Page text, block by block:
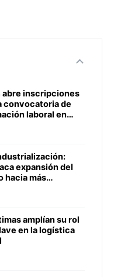
inscripciones
convocatoria de
laboral en
expansión del
hacia más
amplían su rol
en la logística